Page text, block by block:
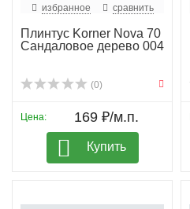
избранное сравнить
Плинтус Korner Nova 70
Сандаловое дерево 004
(0)
Цена: 169 ₽/м.п.
Купить